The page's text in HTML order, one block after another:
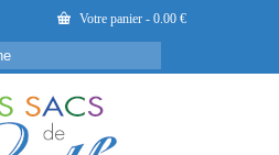
Votre panier - 0.00 €